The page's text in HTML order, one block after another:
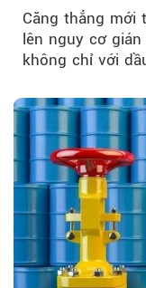
Căng thẳng mới
lên nguy cơ
không chỉ với